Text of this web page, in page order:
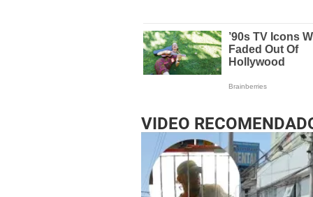
VIDEO